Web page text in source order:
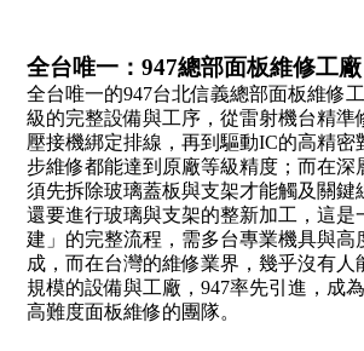
全台唯一：947總部面板維修工廠
全台唯一的947台北信義總部面板維修
級的完整設備與工序，從雷射機台精準
壓接機綁定排線，再到驅動IC的高精密
步維修都能達到原廠等級精度；而在深
須先拆除玻璃蓋板與支架才能觸及關鍵
還要進行玻璃與支架的整新加工，這是
建」的完整流程，需多台專業機具與高
成，而在台灣的維修業界，幾乎沒有人
規模的設備與工廠，947率先引進，成
高難度面板維修的團隊。